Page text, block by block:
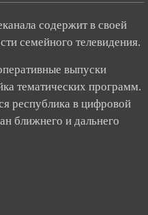
содержит в своей
семейного телевидения.
выпуски
тематических программ.
республика в цифровой
ближнего и дальнего